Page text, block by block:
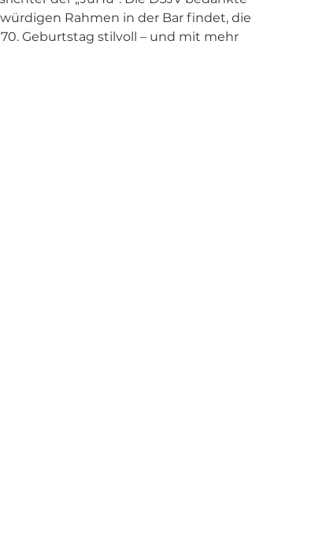
Rahmen in der Bar findet, die
Geburtstag stilvoll – und mit mehr